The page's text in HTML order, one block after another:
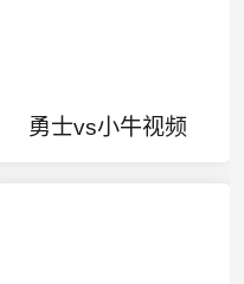
勇士vs小牛视频